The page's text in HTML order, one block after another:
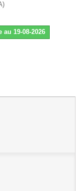
au 19-08-2026